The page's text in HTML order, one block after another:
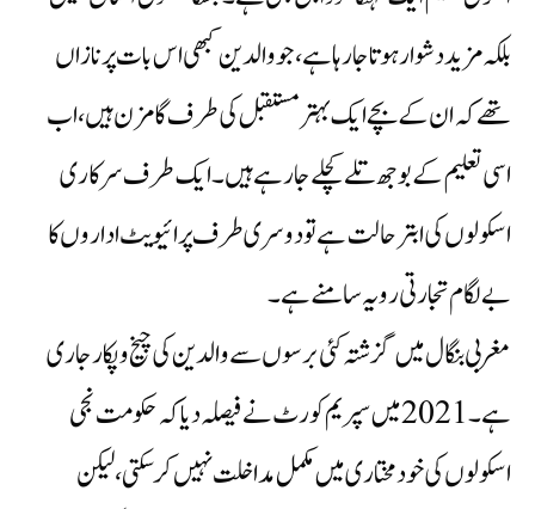
بلکہ مزید دشوار ہوتا جارہاہے،جو والدین کبھی اس بات پر نازاں
تھے کہ ان کے بچے ایک بہتر مستقبل کی طرف گامزن ہیں،اب
اسی تعلیم کے بوجھ تلے کچلے جا رہے ہیں۔ایک طرف سرکاری
اسکولوں کی ابتر حالت ہے تودوسری طرف پرائیویٹ اداروں کا
بے لگام تجارتی رویہ سامنے ہے۔
مغربی بنگال میں گزشتہ کئی برسوں سے والدین کی چیخ و پکار جاری
ہے۔2021 میں سپریم کورٹ نے فیصلہ دیا کہ حکومت نجی
اسکولوں کی خودمختاری میں مکمل مداخلت نہیں کر سکتی،لیکن